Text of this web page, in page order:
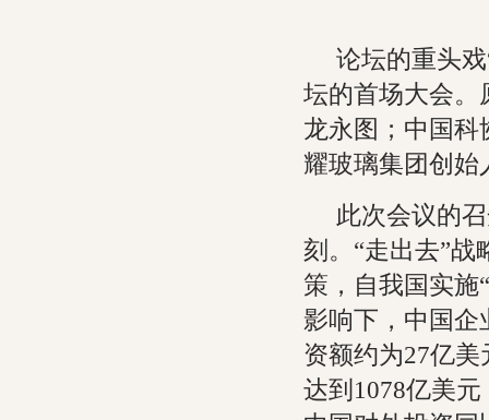
论坛的重头
坛的首场大会。
龙永图；中国科
耀玻璃集团创始
此次会议的
刻。“走出去”
策，自我国实施
影响下，中国企
资额约为27亿
达到1078亿美